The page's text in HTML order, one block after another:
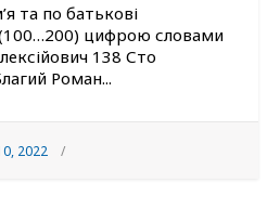
та по батькові
цифрою словами
138 Сто
Роман...
2022